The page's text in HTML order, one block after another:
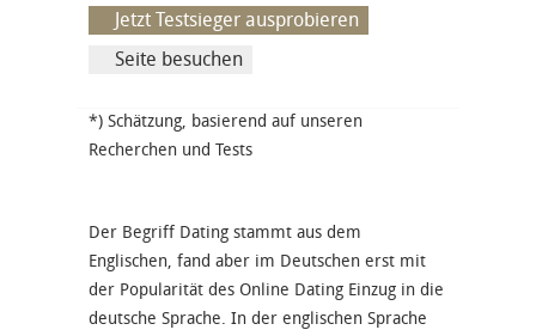
Jetzt Testsieger ausprobieren
Seite besuchen
*) Schätzung, basierend auf unseren
Recherchen und Tests
Der Begriff Dating stammt aus dem
Englischen, fand aber im Deutschen erst mit
der Popularität des Online Dating Einzug in die
deutsche Sprache. In der englischen Sprache